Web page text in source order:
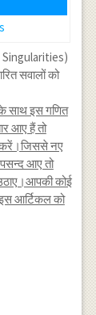
Singularities)
सवालों को
साथ इस गणित
आए हैं तो
करें।जिससे नए
आए तो
कोई
आर्टिकल को